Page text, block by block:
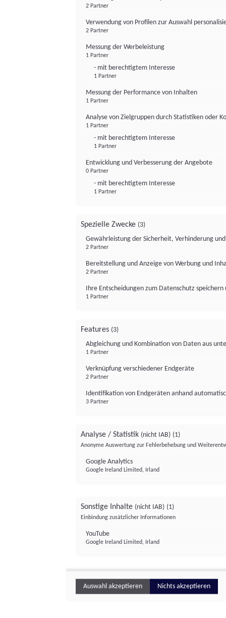
2 Partner
Verwendung von Profilen zur Auswahl
2 Partner
Messung der Werbeleistung
1 Partner
- mit berechtigtem Interesse
1 Partner
Messung der Performance von Inhalten
1 Partner
Analyse von Zielgruppen durch Statistiken oder
1 Partner
- mit berechtigtem Interesse
1 Partner
Entwicklung und Verbesserung der Angebote
0 Partner
- mit berechtigtem Interesse
1 Partner
Spezielle Zwecke (3)
Gewährleistung der Sicherheit, Verhinderung
2 Partner
Bereitstellung und Anzeige von Werbung und
2 Partner
Ihre Entscheidungen zum Datenschutz
1 Partner
Features (3)
Abgleichung und Kombination von Daten aus
1 Partner
Verknüpfung verschiedener Endgeräte
2 Partner
Identifikation von Endgeräten anhand
3 Partner
Analyse / Statistik (nicht IAB) (1)
Anonyme Auswertung zur Fehlerbehebung und
Google Analytics
Google Ireland Limited, Irland
Sonstige Inhalte (nicht IAB) (1)
Einbindung zusätzlicher Informationen
YouTube
Google Ireland Limited, Irland
Auswahl akzeptieren Nichts akzeptieren